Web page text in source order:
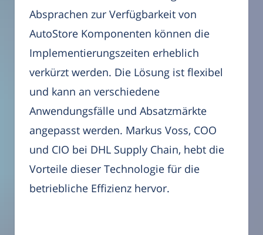
Absprachen zur Verfügbarkeit von
AutoStore Komponenten können die
Implementierungszeiten erheblich
verkürzt werden. Die Lösung ist flexibel
und kann an verschiedene
Anwendungsfälle und Absatzmärkte
angepasst werden. Markus Voss, COO
und CIO bei DHL Supply Chain, hebt die
Vorteile dieser Technologie für die
betriebliche Effizienz hervor.